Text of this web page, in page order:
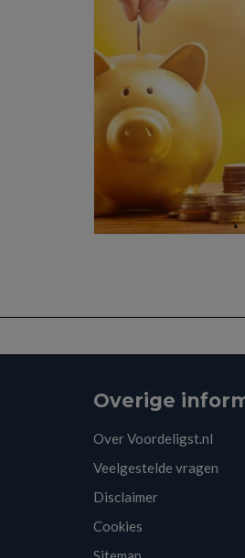
Overige
Over Voordeligst.nl
Veelgestelde vragen
Disclaimer
Cookies